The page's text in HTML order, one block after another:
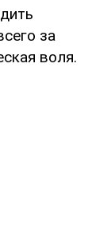
за
воля.